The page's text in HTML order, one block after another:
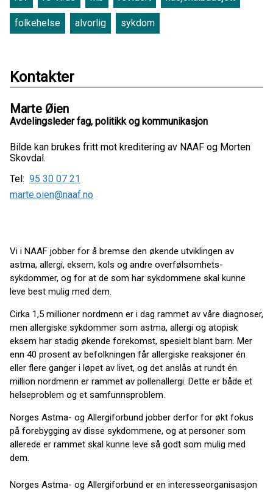
folkehelse alvorlig sykdom
Kontakter
Marte Øien
Avdelingsleder fag, politikk og kommunikasjon
Bilde kan brukes fritt mot kreditering av NAAF og Morten
Skovdal.
Tel: 95 30 07 21
marte.oien@naaf.no
Vi i NAAF jobber for å bremse den økende utviklingen av
astma, allergi, eksem, kols og andre overfølsomhets­
sykdommer, og for at de som har sykdommene skal kunne
leve best mulig med dem.
Cirka 1,5 millioner nordmenn er i dag rammet av våre diagnoser,
men allergiske sykdommer som astma, allergi og atopisk
eksem har stadig økende forekomst, spesielt blant barn. Mer
enn 40 prosent av befolkningen får allergiske reaksjoner én
eller flere ganger i løpet av livet, og det anslås at rundt én
million nordmenn er rammet av pollenallergi. Dette er både et
helseproblem og et samfunnsproblem.
Norges Astma- og Allergiforbund jobber derfor for økt fokus
på forebygging av disse sykdommene, og at personer som
allerede er rammet skal kunne leve så godt som mulig med
dem.
Norges Astma- og Allergiforbund er en interesseorganisasjon